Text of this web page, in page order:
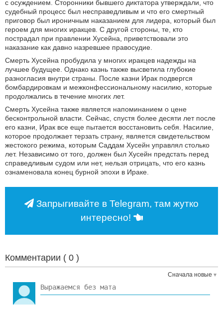
с осуждением. Сторонники бывшего диктатора утверждали, что
судебный процесс был несправедливым и что его смертный
приговор был ироничным наказанием для лидера, который был
героем для многих иракцев. С другой стороны, те, кто
пострадал при правлении Хусейна, приветствовали это
наказание как давно назревшее правосудие.
Смерть Хусейна пробудила у многих иракцев надежды на
лучшее будущее. Однако казнь также высветила глубокие
разногласия внутри страны. После казни Ирак подвергся
бомбардировкам и межконфессиональному насилию, которые
продолжались в течение многих лет.
Смерть Хусейна также является напоминанием о цене
бесконтрольной власти. Сейчас, спустя более десяти лет после
его казни, Ирак все еще пытается восстановить себя. Насилие,
которое продолжает терзать страну, является свидетельством
жестокого режима, которым Саддам Хусейн управлял столько
лет. Независимо от того, должен был Хусейн предстать перед
справедливым судом или нет, нельзя отрицать, что его казнь
ознаменовала конец бурной эпохи в Ираке.
Запрыгивайте в Telegram, там жутко
интересно!
Комментарии ( 0 )
Сначала новые